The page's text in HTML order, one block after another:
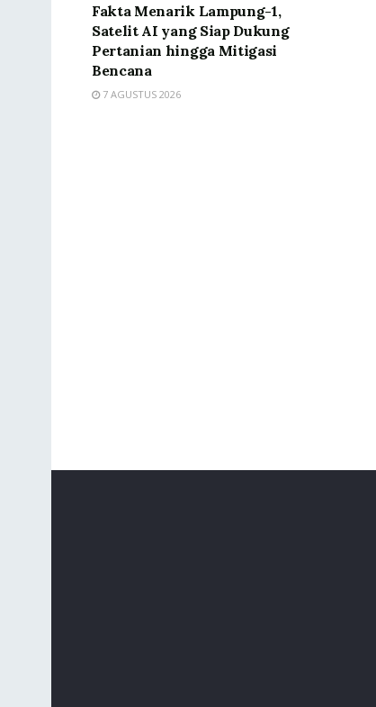
Fakta Menarik Lampung-1,
Satelit AI yang Siap Dukung
Pertanian hingga Mitigasi
Bencana
7 AGUSTUS 2026